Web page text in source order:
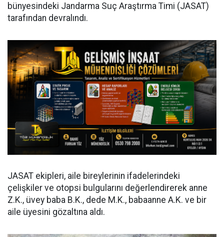
bünyesindeki Jandarma Suç Araştırma Timi (JASAT)
tarafından devralındı.
JASAT ekipleri, aile bireylerinin ifadelerindeki
çelişkiler ve otopsi bulgularını değerlendirerek anne
Z.K., üvey baba B.K., dede M.K., babaanne A.K. ve bir
aile üyesini gözaltına aldı.